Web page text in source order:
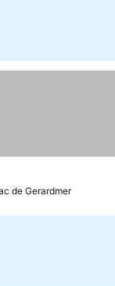
de Gerardmer